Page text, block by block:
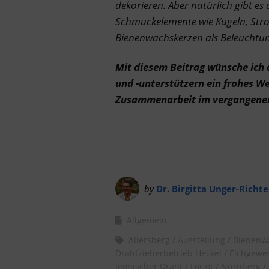
dekorieren. Aber natürlich gibt es
Schmuckelemente wie Kugeln,
Bienenwachskerzen als
Mit diesem Beitrag wünsche
und -unterstützern ein frohes
Zusammenarbeit im
by Dr. Birgitta Unger-